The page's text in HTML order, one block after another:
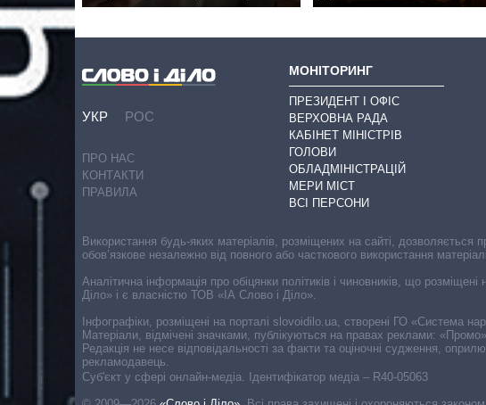
УКР РОС
ПРО НАС
КОНТАКТИ
ПРАВИЛА
МОНІТОРИНГ
ПРЕЗИДЕНТ І ОФІС
ВЕРХОВНА РАДА
КАБІНЕТ МІНІСТРІВ
ГОЛОВИ
ОБЛАДМІНІСТРАЦІЙ
МЕРИ МІСТ
ВСІ ПЕРСОНИ
Cуб'єкт у сфері онлайн-медіа. Ідентифікатор медіа – R40-05063
Використання будь-яких матеріалів, розміщених на сайті,
обов’язкове незалежно від повного або часткового використання
Аналітична інформація про обіцянки політиків і чиновників, що
Діло» і є власністю ТОВ «ІА Слово і Діло».
Інфографіки, розміщені на порталі slovoidilo.ua, створені ГО «Система
Матеріали, відмічені значками, публікуються на правах реклами:
Редакція не несе відповідальності за факти та оціночні судження,
рекламодавець.